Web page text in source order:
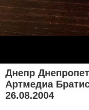
Днепр
Артмедиа
26.08.2004